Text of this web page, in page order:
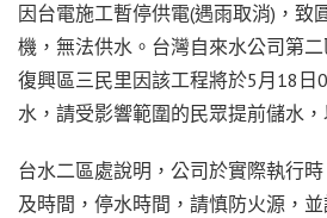
因台電施工暫停供電(遇雨取消)，致
機，無法供水。台灣自來水公司第
復興區三民里因該工程將於5月18日
水，請受影響範圍的民眾提前儲水，
台水二區處說明，公司於實際執行
及時間，停水時間，請慎防火源，